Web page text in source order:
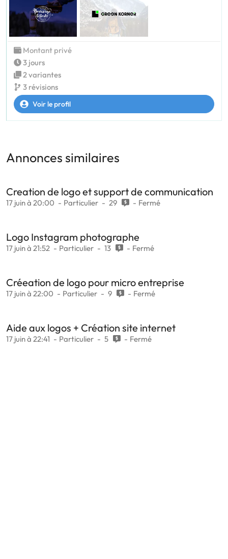
Montant privé
3 jours
2 variantes
3 révisions
Voir le profil
Annonces similaires
Creation de logo et support de communication
17 juin à 20:00 Particulier 29 Fermé
Logo Instagram photographe
17 juin à 21:52 Particulier 13 Fermé
Créeation de logo pour micro entreprise
17 juin à 22:00 Particulier 9 Fermé
Aide aux logos + Création site internet
17 juin à 22:41 Particulier 5 Fermé